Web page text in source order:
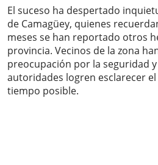
El suceso ha despertado
de Camagüey, quienes
meses se han reportado otros
provincia. Vecinos de la zona
preocupación por la seguridad
autoridades logren esclarecer
tiempo posible.